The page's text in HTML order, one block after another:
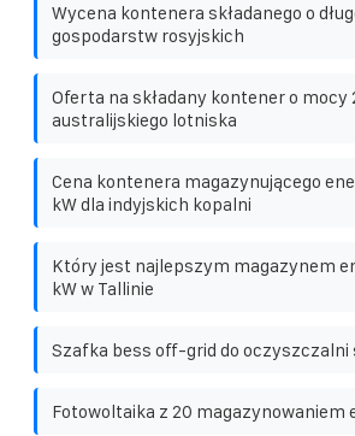
Wycena kontenera składanego o
gospodarstw rosyjskich
Oferta na składany kontener o mocy
australijskiego lotniska
Cena kontenera magazynującego
kW dla indyjskich kopalni
Który jest najlepszym magazynem
kW w Tallinie
Szafka bess off-grid do oczyszczalni
Fotowoltaika z 20 magazynowaniem